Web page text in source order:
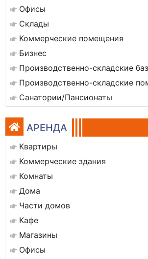
Офисы
Склады
Коммерческие помещения
Бизнес
Производственно-складские
Производственно-складские
Санатории/Пансионаты
АРЕНДА
Квартиры
Коммерческие здания
Комнаты
Дома
Части домов
Кафе
Магазины
Офисы